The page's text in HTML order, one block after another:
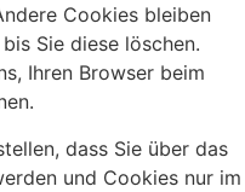
Cookies bleiben
Sie diese löschen.
Ihren Browser beim
dass Sie über das
und Cookies nur im